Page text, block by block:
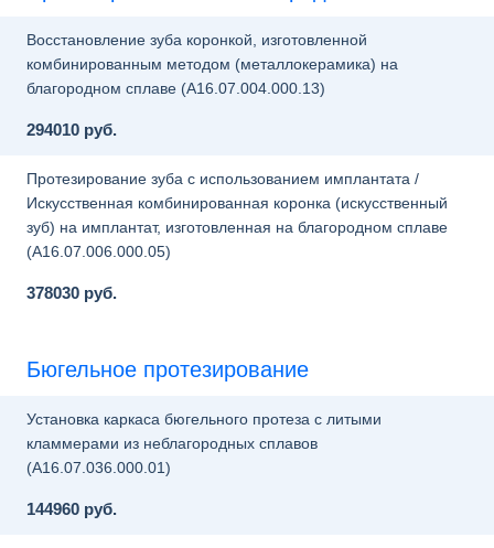
Восстановление зуба коронкой, изготовленной
комбинированным методом (металлокерамика) на
благородном сплаве (A16.07.004.000.13)
294010 руб.
Протезирование зуба с использованием имплантата /
Искусственная комбинированная коронка (искусственный
зуб) на имплантат, изготовленная на благородном сплаве
(A16.07.006.000.05)
378030 руб.
Бюгельное протезирование
Установка каркаса бюгельного протеза с литыми
кламмерами из неблагородных сплавов
(A16.07.036.000.01)
144960 руб.